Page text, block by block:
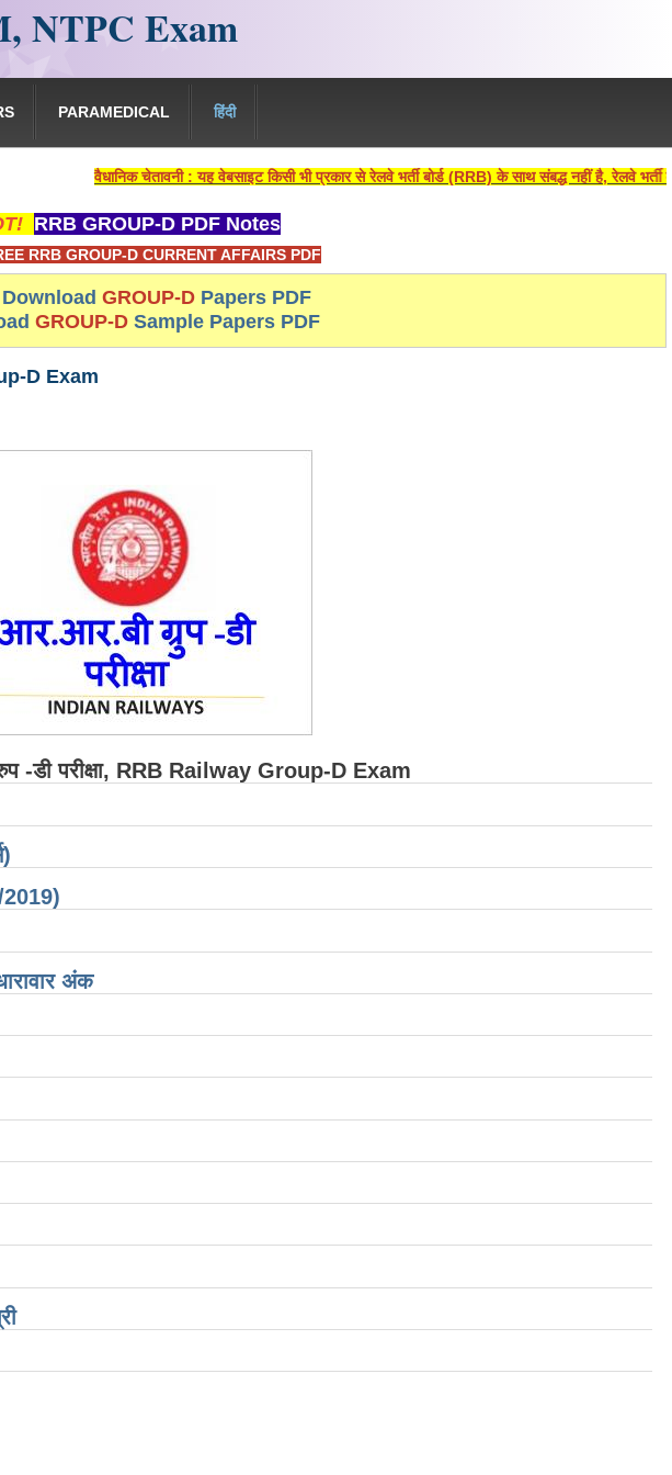
NTPC Exam
PARAMEDICAL हिंदी
वैधानिक चेतावनी : यह वेबसाइट किसी भी प्रकार से रेलवे भर्ती बोर्ड (RRB) के साथ संबद्ध नहीं है, रेलवे भर्ती
RRB GROUP-D PDF Notes
RRB GROUP-D CURRENT AFFAIRS PDF
Download GROUP-DPapers PDF
GROUP-DSample Papers PDF
D Exam
-डी परीक्षा, RRB Railway Group-D Exam
अंक